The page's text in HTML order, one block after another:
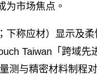
为市场焦点。
下称应材）显示及
Taiwan「跨域先
测与精密材料制程